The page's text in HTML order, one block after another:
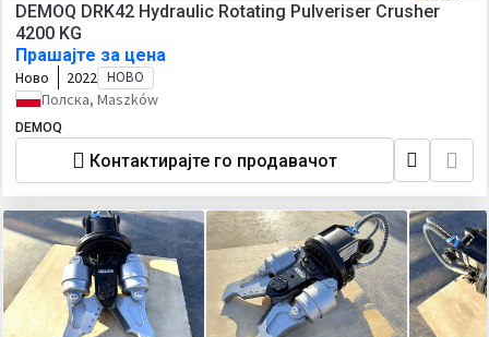
DEMOQ DRK42 Hydraulic Rotating Pulveriser Crusher
4200 KG
Прашајте за цена
Ново 2022 НОВО
Полска, Maszków
DEMOQ
Контактирајте го продавачот